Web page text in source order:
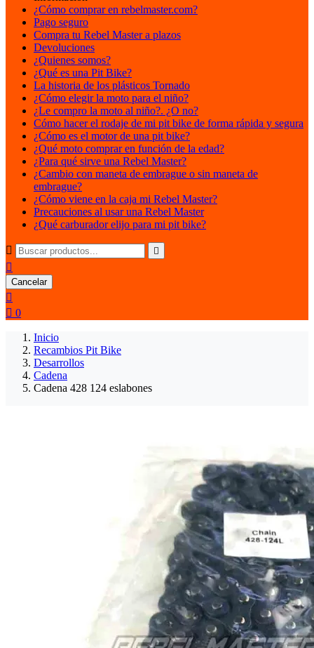
¿Cómo comprar en rebelmaster.com?
Pago seguro
Compra tu Rebel Master a plazos
Devoluciones
¿Quienes somos?
¿Qué es una Pit Bike?
La historia de los plásticos Tornado
¿Cómo elegir la moto para el niño?
¿Le compro la moto al niño?. ¿O no?
Cómo hacer el rodaje de mi pit bike de forma rápida y segura
¿Cómo es el motor de una pit bike?
¿Qué moto comprar en función de la edad?
¿Para qué sirve una Rebel Master?
¿Cambio con maneta de embrague o sin maneta de
embrague?
¿Cómo viene en la caja mi Rebel Master?
Precauciones al usar una Rebel Master
¿Qué carburador elijo para mi pit bike?
 

Cancelar

 0
Inicio
Recambios Pit Bike
Desarrollos
Cadena
Cadena 428 124 eslabones